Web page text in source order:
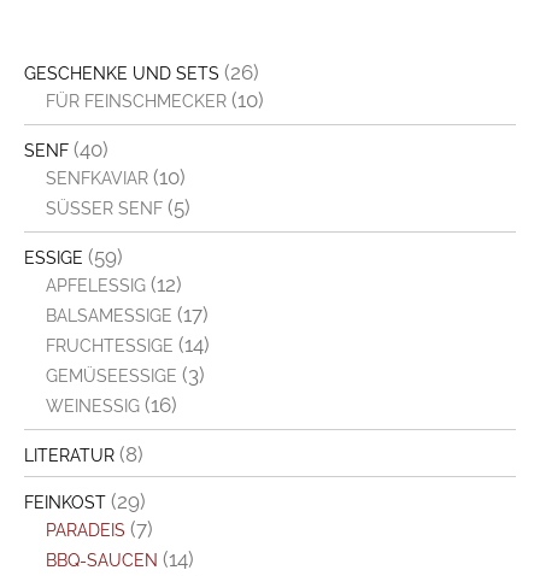
GESCHENKE UND SETS (26)
FÜR FEINSCHMECKER (10)
SENF (40)
SENFKAVIAR (10)
SÜSSER SENF (5)
ESSIGE (59)
APFELESSIG (12)
BALSAMESSIGE (17)
FRUCHTESSIGE (14)
GEMÜSEESSIGE (3)
WEINESSIG (16)
LITERATUR (8)
FEINKOST (29)
PARADEIS (7)
BBQ-SAUCEN (14)